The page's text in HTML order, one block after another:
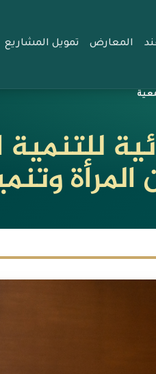
المعارض تمويل المشاريع
المرأة